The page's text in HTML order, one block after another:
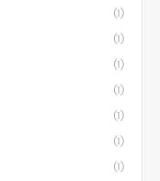
(1)
(1)
(1)
(1)
(1)
(1)
(1)